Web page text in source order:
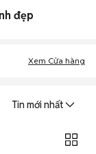
đẹp
Xem Cửa hàng
Tin mới nhất